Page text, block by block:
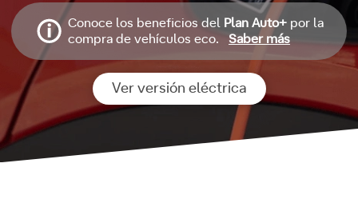
Conoce los beneficios del Plan Auto+ por la
compra de vehículos eco.
Saber más
Ver versión eléctrica